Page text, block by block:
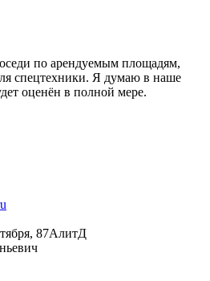
по арендуемым площадям,
спецтехники. Я думаю в наше
оценён в полной мере.
87АлитД